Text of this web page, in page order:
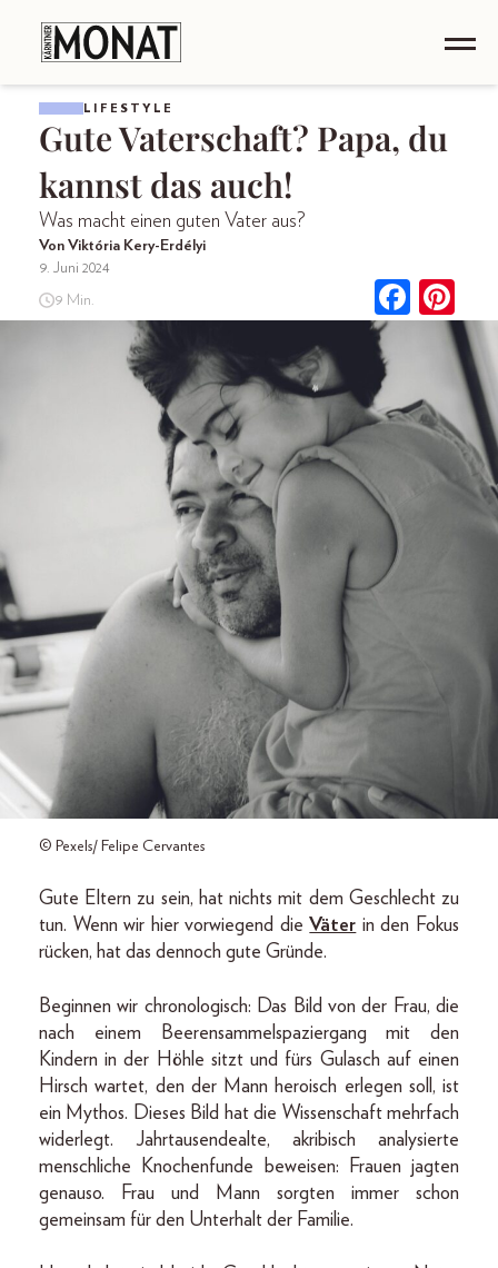
LIFESTYLE
Gute Vaterschaft? Papa, du
kannst das auch!
Was macht einen guten Vater aus?
Von Viktória Kery-Erdélyi
9. Juni 2024
9 Min.
© Pexels/ Felipe Cervantes
Gute Eltern zu sein, hat nichts mit dem Geschlecht zu
tun. Wenn wir hier vorwiegend dieVäter in den Fokus
rücken, hat das dennoch gute Gründe.
Beginnen wir chronologisch: Das Bild von der Frau, die
nach einem Beerensammelspaziergang mit den
Kindern in der Höhle sitzt und fürs Gulasch auf einen
Hirsch wartet, den der Mann heroisch erlegen soll, ist
ein Mythos. Dieses Bild hat die Wissenschaft mehrfach
widerlegt. Jahrtausendealte, akribisch analysierte
menschliche Knochenfunde beweisen: Frauen jagten
genauso. Frau und Mann sorgten immer schon
gemeinsam für den Unterhalt der Familie.